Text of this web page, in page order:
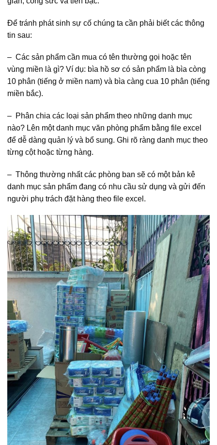
Để tránh phát sinh sự cố chúng ta cần phải biết các thông
tin sau:
– Các sản phẩm cần mua có tên thường gọi hoặc tên
vùng miền là gì? Ví dụ: bìa hồ sơ có sản phẩm là bìa còng
10 phân (tiếng ở miền nam) và bìa càng cua 10 phân (tiếng
miền bắc).
– Phân chia các loại sản phẩm theo những danh mục
nào? Lên một danh mục văn phòng phẩm bằng file excel
để dễ dàng quản lý và bổ sung. Ghi rõ ràng danh mục theo
từng cột hoặc từng hàng.
– Thông thường nhất các phòng ban sẽ có một bản kê
danh mục sản phẩm đang có nhu cầu sử dụng và gửi đến
người phụ trách đặt hàng theo file excel.